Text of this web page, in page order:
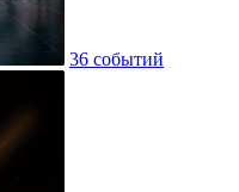
36 событий